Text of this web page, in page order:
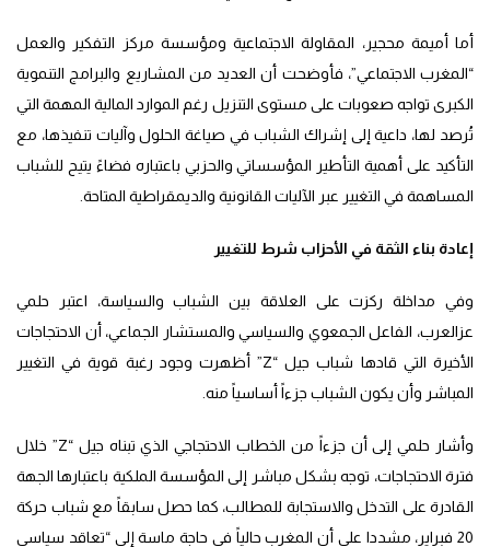
أما أميمة محجير، المقاولة الاجتماعية ومؤسسة مركز التفكير والعمل
“المغرب الاجتماعي”، فأوضحت أن العديد من المشاريع والبرامج التنموية
الكبرى تواجه صعوبات على مستوى التنزيل رغم الموارد المالية المهمة التي
تُرصد لها، داعية إلى إشراك الشباب في صياغة الحلول وآليات تنفيذها، مع
التأكيد على أهمية التأطير المؤسساتي والحزبي باعتباره فضاءً يتيح للشباب
المساهمة في التغيير عبر الآليات القانونية والديمقراطية المتاحة.
إعادة بناء الثقة في الأحزاب شرط للتغيير
وفي مداخلة ركزت على العلاقة بين الشباب والسياسة، اعتبر حلمي
عزالعرب، الفاعل الجمعوي والسياسي والمستشار الجماعي، أن الاحتجاجات
الأخيرة التي قادها شباب جيل “Z” أظهرت وجود رغبة قوية في التغيير
المباشر وأن يكون الشباب جزءاً أساسياً منه.
وأشار حلمي إلى أن جزءاً من الخطاب الاحتجاجي الذي تبناه جيل “Z” خلال
فترة الاحتجاجات، توجه بشكل مباشر إلى المؤسسة الملكية باعتبارها الجهة
القادرة على التدخل والاستجابة للمطالب، كما حصل سابقاً مع شباب حركة
20 فبراير، مشددا على أن المغرب حالياً في حاجة ماسة إلى “تعاقد سياسي